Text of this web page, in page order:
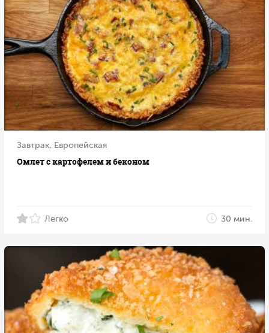
Завтрак, Европейская
Омлет с картофелем и беконом
Легко 30 мин.